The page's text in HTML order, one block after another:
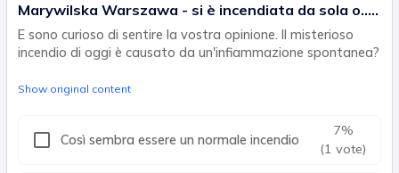
Marywilska Warszawa - si è incendiata da sola o.....
E sono curioso di sentire la vostra opinione. Il misterioso
incendio di oggi è causato da un'infiammazione spontanea?
Show original content
Così sembra essere un normale incendio
7%
(1 vote)